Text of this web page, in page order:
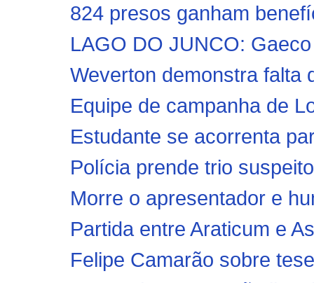
824 presos ganham
LAGO DO JUNCO:
Weverton demonstra falta
Equipe de campanha de
Estudante se acorrenta
Polícia prende trio
Morre o apresentador e
Partida entre Araticum e
Felipe Camarão sobre